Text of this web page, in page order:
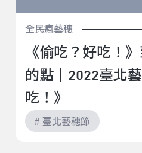
全民瘋藝穗
《偷吃？好吃！
的點｜2022臺北
吃！》
# 臺北藝穗節